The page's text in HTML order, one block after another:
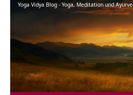
Yoga Vidya Blog - Yoga, Meditation und